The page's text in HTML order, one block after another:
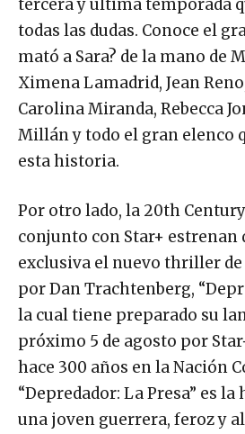
tercera y última temporada
todas las dudas. Conoce el
mató a Sara? de la mano de
Ximena Lamadrid, Jean
Carolina Miranda, Rebecca
Millán y todo el gran elenco
esta historia.
Por otro lado, la 20th
conjunto con Star+ estrenan
exclusiva el nuevo thriller
por Dan Trachtenberg,
la cual tiene preparado su
próximo 5 de agosto por
hace 300 años en la Nación
“Depredador: La Presa” es
una joven guerrera, feroz y